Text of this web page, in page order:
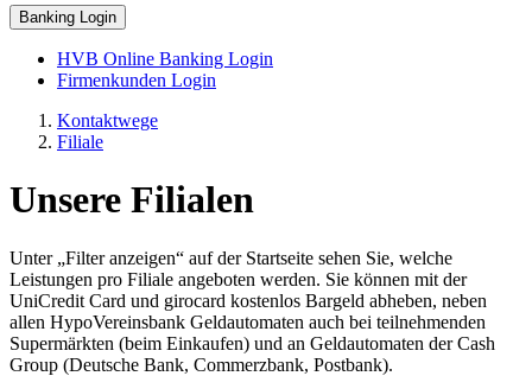
Banking Login
HVB Online Banking Login
Firmenkunden Login
Kontaktwege
Filiale
Unsere Filialen
Unter „Filter anzeigen“ auf der Startseite sehen Sie, welche
Leistungen pro Filiale angeboten werden. Sie können mit der
UniCredit Card und girocard kostenlos Bargeld abheben, neben
allen HypoVereinsbank Geldautomaten auch bei teilnehmenden
Supermärkten (beim Einkaufen) und an Geldautomaten der Cash
Group (Deutsche Bank, Commerzbank, Postbank).